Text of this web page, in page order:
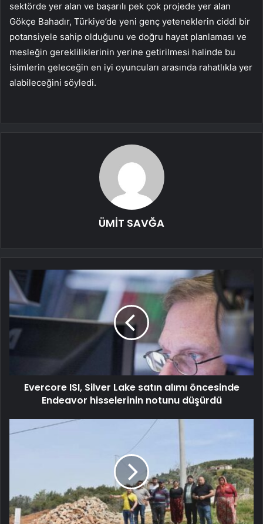
sektörde yer alan ve başarılı pek çok projede yer alan
Gökçe Bahadır, Türkiye’de yeni genç yeteneklerin ciddi bir
potansiyele sahip olduğunu ve doğru hayat planlaması ve
mesleğin gerekliliklerinin yerine getirilmesi halinde bu
isimlerin geleceğin en iyi oyuncuları arasında rahatlıkla yer
alabileceğini söyledi.
ÜMİT SAVĞA
Evercore ISI, Silver Lake satın alımı öncesinde
Endeavor hisselerinin notunu düşürdü